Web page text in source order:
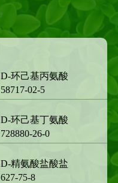
D-环己基丙氨酸
58717-02-5
D-环己基丁氨酸
728880-26-0
D-精氨酸盐酸盐
627-75-8